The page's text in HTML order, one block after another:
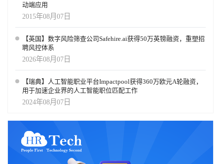
动端应用
2015年08月07日
【英国】数字风险筛查公司Safehire.ai获得50万英镑融资，重塑招
聘风控体系
2026年08月07日
【瑞典】人工智能职业平台Impactpool获得360万欧元A轮融资，
用于加速企业界的人工智能职位匹配工作
2024年08月07日